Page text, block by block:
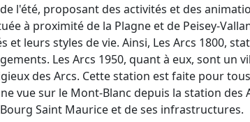
l'été, proposant des activités et des
à proximité de la Plagne et de Peisey-
leurs styles de vie. Ainsi, Les Arcs 1800,
Les Arcs 1950, quant à eux, sont un
des Arcs. Cette station est faite pour
vue sur le Mont-Blanc depuis la station des
Saint Maurice et de ses infrastructures.